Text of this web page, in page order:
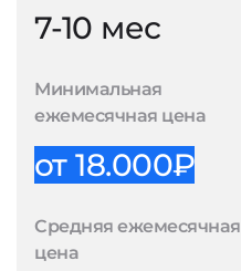
7-10 мес
Минимальная
ежемесячная цена
от 18.000₽
Средняя ежемесячная
цена